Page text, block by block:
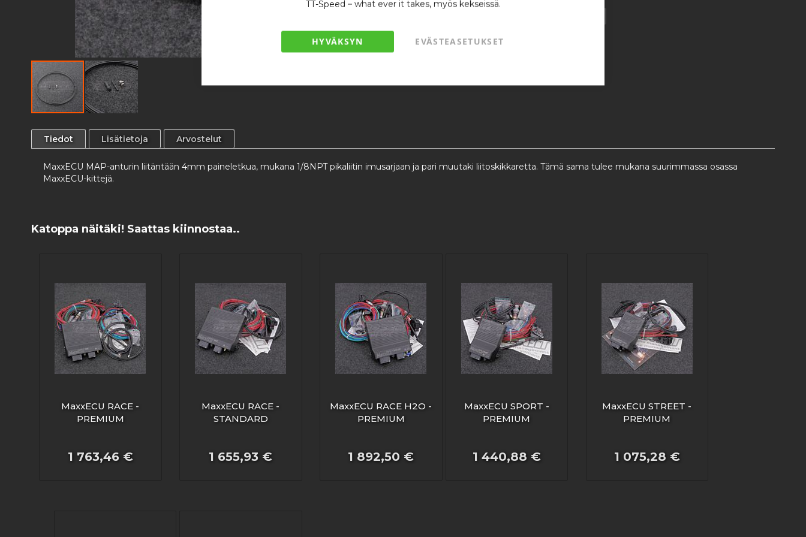
TT-Speed – what ever it takes, myös kekseissä.
HYVÄKSYN EVÄSTEASETUKSET
to
the
Tiedot
MaxxECU MAP-anturin liitäntään 4mm paineletkua, mukana 1/8NPT pikaliitin imusarjaan ja pari muutaki liitoskikkaretta. Tämä sama tulee mukana suurimmassa osassa
MaxxECU-kittejä.
Lisätietoja Arvostelut
Katoppa näitäki! Saattas kiinnostaa..
MaxxECU RACE -
PREMIUM
1 763,46 €
MaxxECU RACE -
STANDARD
1 655,93 €
MaxxECU RACE H2O -
PREMIUM
1 892,50 €
MaxxECU SPORT -
PREMIUM
1 440,88 €
MaxxECU STREET -
PREMIUM
1 075,28 €